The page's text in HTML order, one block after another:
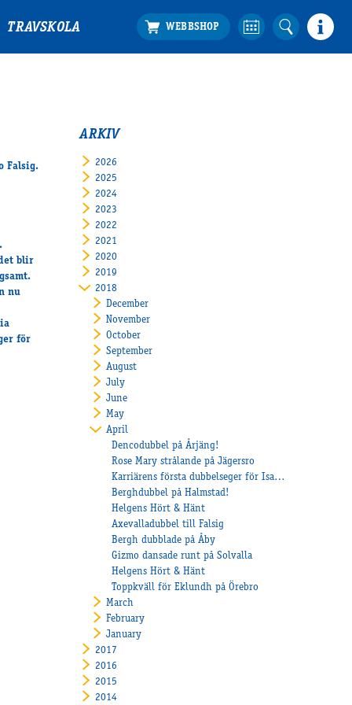
TRAVSKOLA
Falsig.
blir
nu
för
ARKIV
2026
2025
2024
2023
2022
2021
2020
2019
2018
December
November
October
September
August
July
June
May
April
Dencodubbel på Årjäng!
Rose Mary strålande på Jägersro
Karriärens första dubbelseger för Isabella Bergh på Axevalla!
Berghdubbel på Halmstad!
Helgens Hört & Hänt
Axevalladubbel till Falsig
Bergh dubblade på Åby
Gizmo dansade runt på Solvalla
Helgens Hört & Hänt
Toppkväll för Eklundh på Örebro
March
February
January
2017
2016
2015
2014